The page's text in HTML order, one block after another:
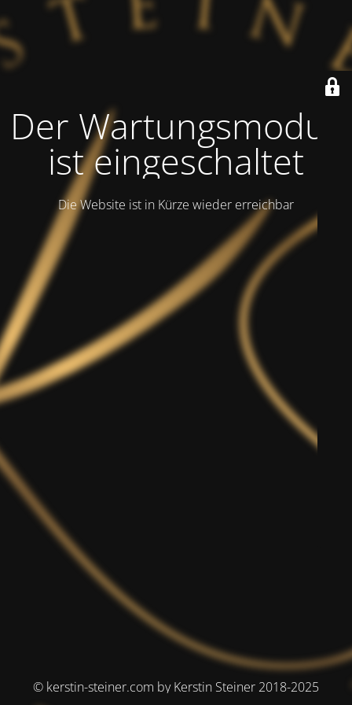
Der Wartungsmodus
ist eingeschaltet
Die Website ist in Kürze wieder erreichbar
© kerstin-steiner.com by Kerstin Steiner 2018-2025